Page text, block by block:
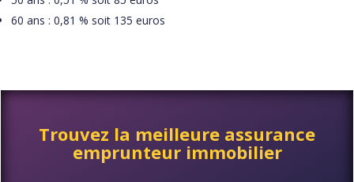
60 ans : 0,81 % soit 135 euros
Trouvez la meilleure assurance
emprunteur immobilier